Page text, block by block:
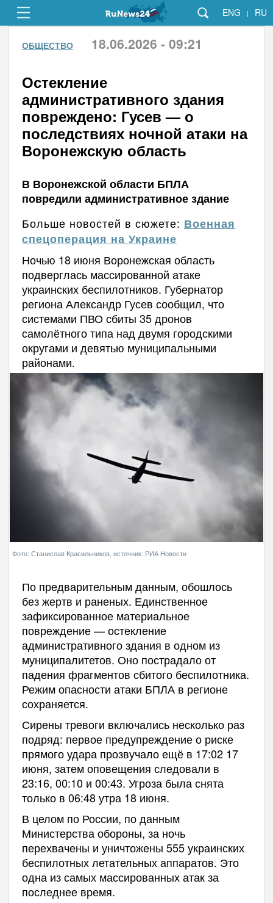
ENG | RU
ОБЩЕСТВО 18.06.2026 - 09:21
Остекление
административного здания
повреждено: Гусев — о
последствиях ночной атаки на
Воронежскую область
В Воронежской области БПЛА
повредили административное здание
Больше новостей в сюжете: Военная
спецоперация на Украине
Ночью 18 июня Воронежская область
подверглась массированной атаке
украинских беспилотников. Губернатор
региона Александр Гусев сообщил, что
системами ПВО сбиты 35 дронов
самолётного типа над двумя городскими
округами и девятью муниципальными
районами.
Фото: Станислав Красильников, источник: РИА Новости
По предварительным данным, обошлось
без жертв и раненых. Единственное
зафиксированное материальное
повреждение — остекление
административного здания в одном из
муниципалитетов. Оно пострадало от
падения фрагментов сбитого беспилотника.
Режим опасности атаки БПЛА в регионе
сохраняется.
Сирены тревоги включались несколько раз
подряд: первое предупреждение о риске
прямого удара прозвучало ещё в 17:02 17
июня, затем оповещения следовали в
23:16, 00:10 и 00:43. Угроза была снята
только в 06:48 утра 18 июня.
В целом по России, по данным
Министерства обороны, за ночь
перехвачены и уничтожены 555 украинских
беспилотных летательных аппаратов. Это
одна из самых массированных атак за
последнее время.